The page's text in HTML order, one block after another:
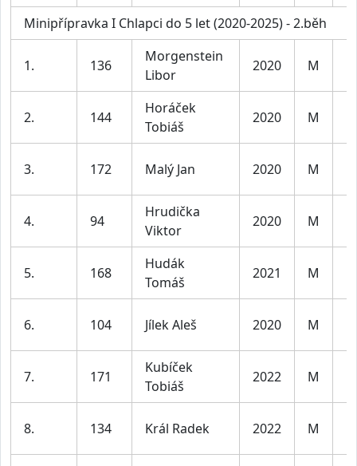
Minipřípravka I Chlapci do 5 let (2020-2025) - 2.běh
1. 136
Morgenstein
Libor
2020 M
2. 144
Horáček
Tobiáš
2020 M
3. 172 Malý Jan 2020 M
4. 94
Hrudička
Viktor
2020 M
5. 168
Hudák
Tomáš
2021 M
6. 104 Jílek Aleš 2020 M
7. 171
Kubíček
Tobiáš
2022 M
8. 134 Král Radek 2022 M